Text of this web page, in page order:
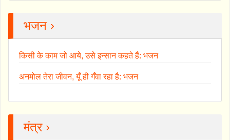
भजन ›
किसी के काम जो आये, उसे इन्सान कहते हैं: भजन
अनमोल तेरा जीवन, यूँ ही गँवा रहा है: भजन
मंत्र ›